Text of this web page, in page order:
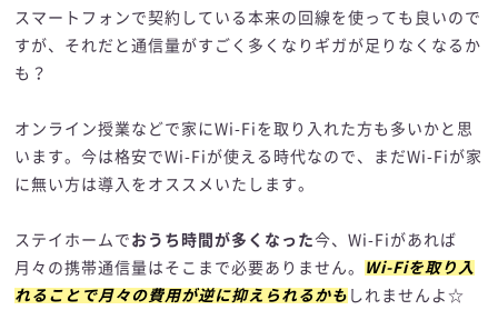
スマートフォンで契約している本来の回線を使っても良いので
すが、それだと通信量がすごく多くなりギガが足りなくなるか
も？
オンライン授業などで家にWi-Fiを取り入れた方も多いかと思
います。今は格安でWi-Fiが使える時代なので、まだWi-Fiが家
に無い方は導入をオススメいたします。
ステイホームで おうち時間が多くなった今、Wi-Fiがあれば
月々の携帯通信量はそこまで必要ありません。
Wi-Fiを取り入
れることで月々の費用が逆に抑えられるかも しれませんよ☆